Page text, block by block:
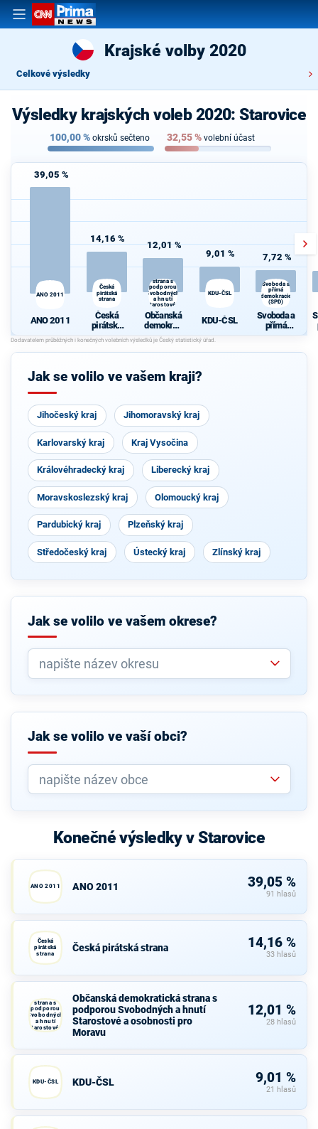
Krajské volby 2020
Celkové výsledky
Výsledky krajských voleb 2020: Starovice
100,00% okrsků sečteno 32,55% volební účast
39,05 %
ANO 2011
ANO 2011
14,16 %
Česká
pirátská
strana
Česká
pirátská
strana
12,01 %
strana s
podporou
Svobodných
a hnutí
Starostové a
osobnosti
pro Moravu
Občanská
demokrati
cká strana
s podporou
Svobodný
Starostové
pro
Moravu
9,01 %
KDU-ČSL
KDU-ČSL
7,72 %
Svoboda a
přímá
demokracie
(SPD)
Svoboda a
přímá
demokraci
Jak se volilo ve vašem kraji?
Jihočeský kraj Jihomoravský kraj
Karlovarský kraj Kraj Vysočina
Královéhradecký kraj Liberecký kraj
Moravskoslezský kraj Olomoucký kraj
Pardubický kraj Plzeňský kraj
Středočeský kraj Ústecký kraj Zlínský kraj
Jak se volilo ve vašem okrese?
Jak se volilo ve vaší obci?
Konečné výsledky v Starovice
ANO 2011 ANO 2011 39,05 %
91 hlasů
Česká
pirátská
strana
Česká pirátská strana 14,16 %
33 hlasů
strana s
podporou
Svobodných
a hnutí
Starostové a
osobnosti
Občanská demokratická strana s
podporou Svobodných a hnutí
Starostové a osobnosti pro
Moravu
12,01 %
28 hlasů
KDU-ČSL KDU-ČSL 9,01 %
21 hlasů